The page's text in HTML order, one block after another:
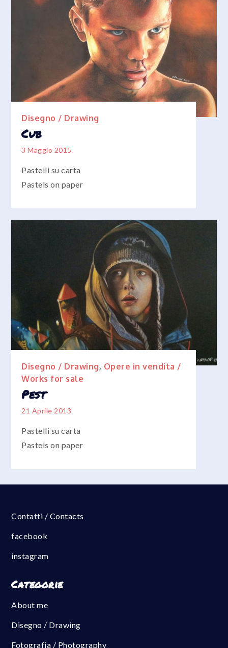
Disegno / Drawing
Cub
3 Maggio 2015
Pastelli su carta
Pastels on paper
Disegno / Drawing, Opere in vendita /
Works for sale
Pest
21 Aprile 2013
Pastelli su carta
Pastels on paper
Contatti / Contacts
facebook
instagram
Categorie
About me
Disegno / Drawing
Fotografia / Photography